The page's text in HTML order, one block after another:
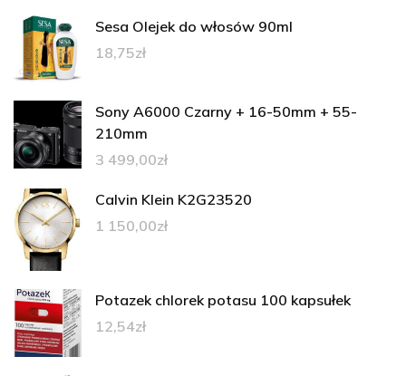
Sesa Olejek do włosów 90ml
18,75zł
Sony A6000 Czarny + 16-50mm + 55-
210mm
3 499,00zł
Calvin Klein K2G23520
1 150,00zł
Potazek chlorek potasu 100 kapsułek
12,54zł